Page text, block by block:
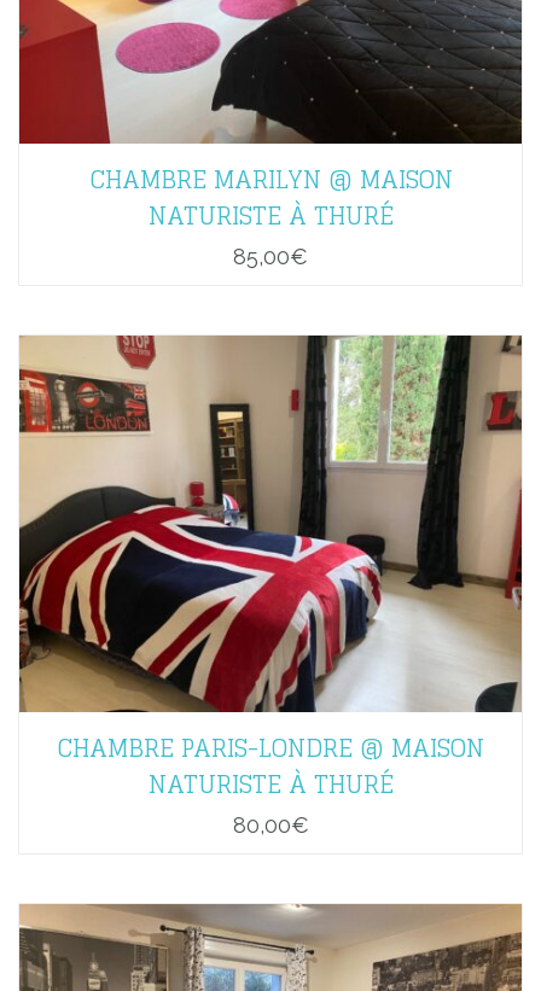
CHAMBRE MARILYN @ MAISON
NATURISTE À THURÉ
85,00€
CHAMBRE PARIS-LONDRE @ MAISON
NATURISTE À THURÉ
80,00€